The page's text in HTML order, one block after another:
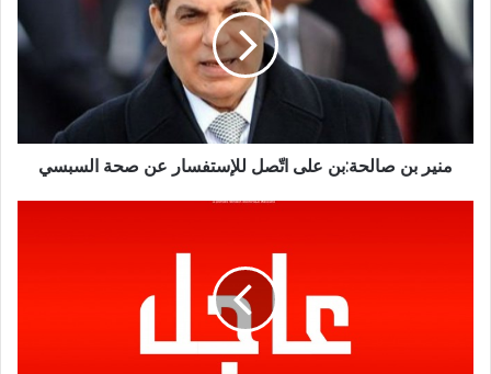
منير بن صالحة:بن على اتّصل للإستفسار عن صحة السبسي